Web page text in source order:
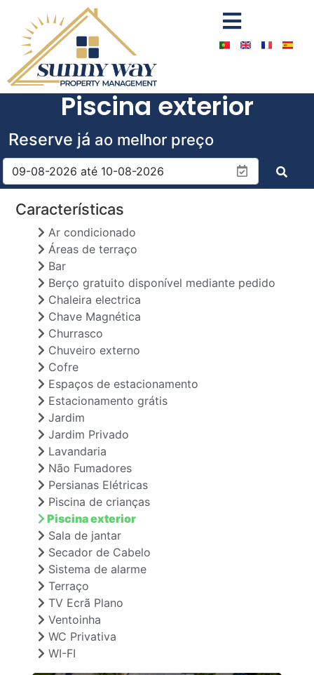
Piscina exterior
Reserve já ao melhor preço
Características
Ar condicionado
Áreas de terraço
Bar
Berço gratuito disponível mediante pedido
Chaleira electrica
Chave Magnética
Churrasco
Chuveiro externo
Cofre
Espaços de estacionamento
Estacionamento grátis
Jardim
Jardim Privado
Lavandaria
Não Fumadores
Persianas Elétricas
Piscina de crianças
Piscina exterior
Sala de jantar
Secador de Cabelo
Sistema de alarme
Terraço
TV Ecrã Plano
Ventoinha
WC Privativa
WI-FI